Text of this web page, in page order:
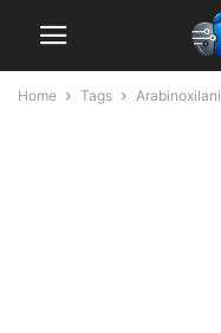
Home Tags Arabinoxilani